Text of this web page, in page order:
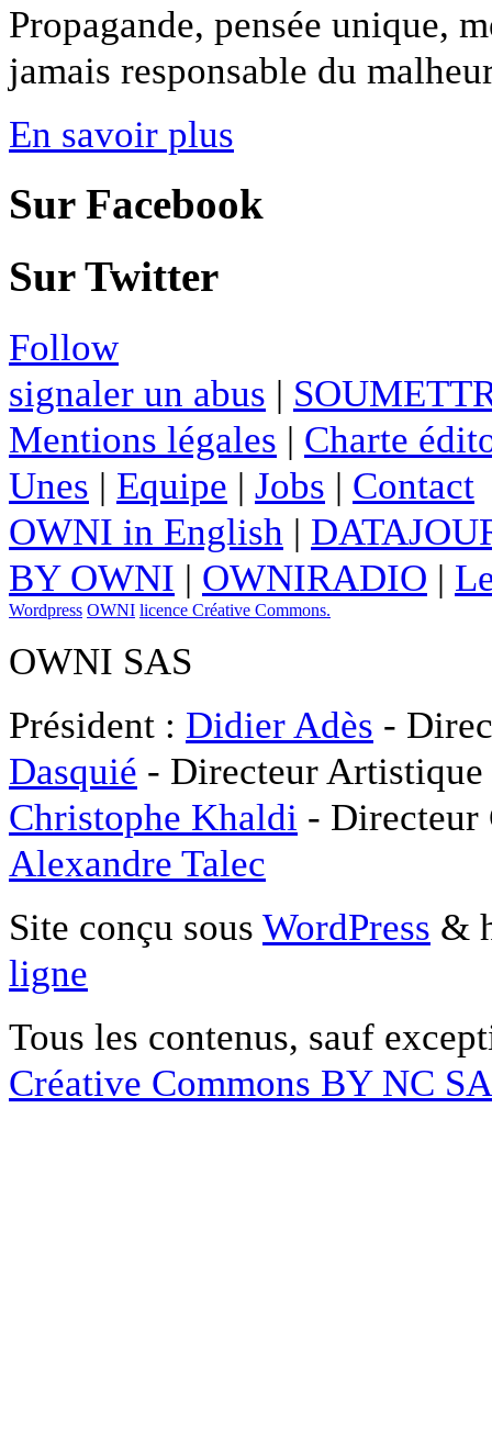
Propagande, pensée unique,
jamais responsable du
En savoir plus
Sur Facebook
Sur Twitter
Follow
signaler un abus |
Mentions légales | Charte
Unes | Equipe | Jobs | Contact
OWNI in English |
BY OWNI | OWNIRADIO |
Wordpress OWNI licence Créative Commons.
OWNI SAS
Président : Didier Adès -
Dasquié - Directeur
Christophe Khaldi -
Alexandre Talec
Site conçu sous WordPress &
ligne
Tous les contenus, sauf
Créative Commons BY NC SA